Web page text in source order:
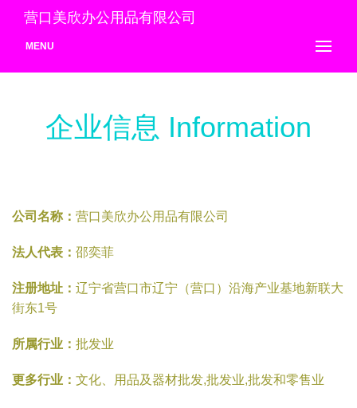
营口美欣办公用品有限公司
MENU
企业信息 Information
公司名称： 营口美欣办公用品有限公司
法人代表： 邵奕菲
注册地址： 辽宁省营口市辽宁（营口）沿海产业基地新联大
街东1号
所属行业： 批发业
更多行业： 文化、用品及器材批发,批发业,批发和零售业